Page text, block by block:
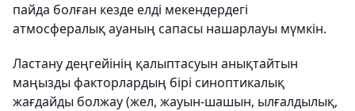
пайда болған кезде елді мекендердегі
атмосфералық ауаның сапасы нашарлауы мүмкін.
Ластану деңгейінің қалыптасуын анықтайтын
маңызды факторлардың бірі синоптикалық
жағдайды болжау (жел, жауын-шашын, ылғалдылық,